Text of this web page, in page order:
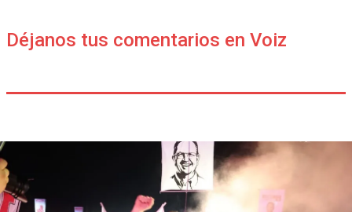
Déjanos tus comentarios en Voiz